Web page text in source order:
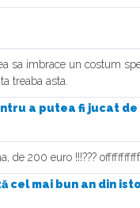
sa imbrace un costum
treaba asta.
a putea fi jucat
de 200 euro !!!??? offfffffffff
cel mai bun an din